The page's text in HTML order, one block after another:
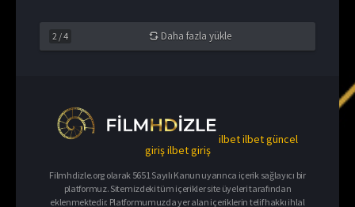
2 /4 Daha fazla yükle
ilbetilbet güncel
girişilbet giriş
Filmhdizle.org olarak 5651 Sayılı Kanun uyarınca içerik sağlayıcı bir
platformuz. Sitemizdeki tüm içerikler site üyeleri tarafından
eklenmektedir. Platformumuzda yer alan içeriklerin telif hakkı ihlal